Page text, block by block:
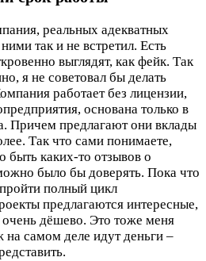
реальных адекватных
так и не встретил. Есть
выглядят, как фейк. Так
я не советовал бы делать
работает без лицензии,
основана только в
Причем предлагают они вклады
Так что сами понимаете,
быть каких-то отзывов о
было бы доверять. Пока что
полный цикл
предлагаются интересные,
дёшево. Это тоже меня
самом деле идут деньги –